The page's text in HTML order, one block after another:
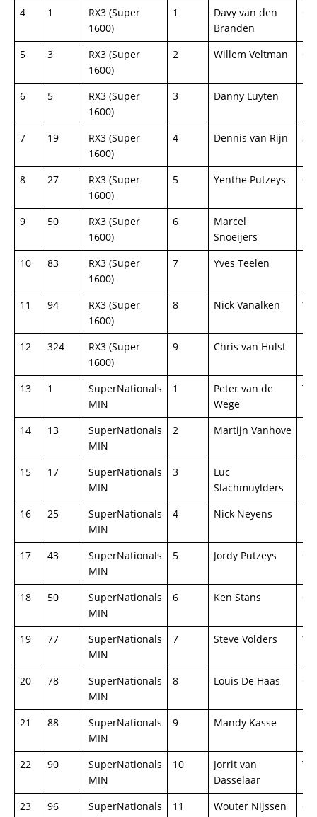
4
1
RX3 (Super
1600)
1
Davy van den
Branden
5 3
RX3 (Super
1600)
2 Willem Veltman
6 5
RX3 (Super
1600)
3 Danny Luyten
7 19
RX3 (Super
1600)
4 Dennis van Rijn
8
27
RX3 (Super
1600)
5 Yenthe Putzeys
9 50
RX3 (Super
1600)
6
Marcel
Snoeijers
10
83
RX3 (Super
1600)
7 Yves Teelen
11 94
RX3 (Super
1600)
8 Nick Vanalken
12
324
RX3 (Super
1600)
9 Chris van Hulst
13 1
SuperNationals
MIN
1
Peter van de
Wege
14 13
SuperNationals
MIN
2 Martijn Vanhove
15 17
SuperNationals
MIN
3
Luc
Slachmuylders
16 25
SuperNationals
MIN
4 Nick Neyens
17
43
SuperNationals
MIN
5 Jordy Putzeys
18 50
SuperNationals
MIN
6 Ken Stans
19 77
SuperNationals
MIN
7 Steve Volders
20 78
SuperNationals
MIN
8 Louis De Haas
21 88
SuperNationals
MIN
9 Mandy Kasse
22 90
SuperNationals
MIN
10
Jorrit van
Dasselaar
23
96
SuperNationals
11 Wouter Nijssen